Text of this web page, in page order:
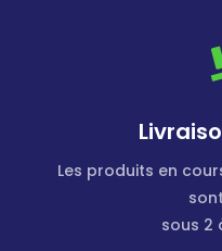
Les produits en
sous 2